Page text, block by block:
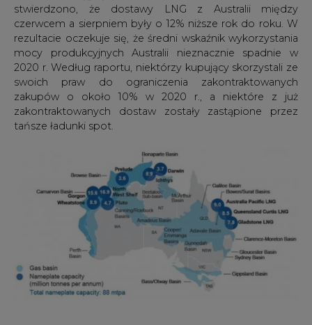
Rys.6. Australijskie projekty LNG obszary wydobycia,
Źródło: Australian Government. Department of Industry,
Science,Energy and Resources. Resources and Energy
Quarterly - September 2020
milionów ton LNG w latach 2019-20 do 76 milionów ton
LNG w latach 2020-2021, co odzwierciedla wpływ COVID-
19 na popyt, a także pojawiające się kwestie techniczne.
Prelude FLNG - wysłał swój pierwszy ładunek w czerwcu
2019 roku, ale nie osiągnął jeszcze pełnej zdolności
znamionowej 3,6 mln ton rocznie - został tymczasowo
zamknięty z powodu problemów technicznych w lutym
2020 roku. We wrześniu Shell wskazał, że proces
wznowienia operacji już się rozpoczął, ale nie ogłosił
jeszcze oficjalnej daty wznowienia produkcji. Produkcja